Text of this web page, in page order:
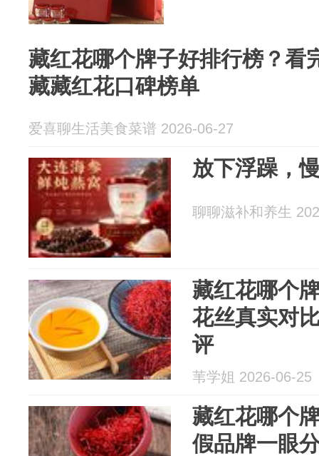
藏红花哪个牌子好排行榜？看
藏藏红花口碑榜单
爱喜聊生活美食菜谱 2026-06-27
放下浮躁，
聊聊滋补和养生
藏红花哪个
花丝真实对
评
苇学姐 2026-06-25
藏红花哪个
假品牌一眼